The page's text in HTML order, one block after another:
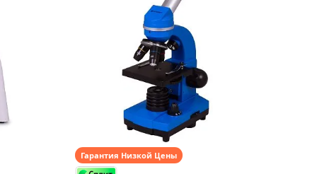
Гарантия Низкой Цены